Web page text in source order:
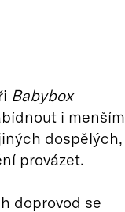
Babybox
i menším
dospělých,
provázet.
doprovod se